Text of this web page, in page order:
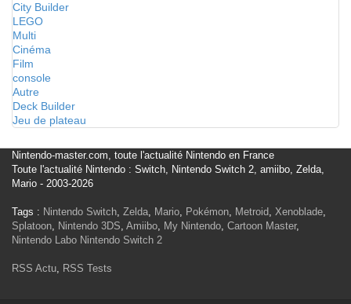
City Builder
LEGO
Multi
Cinéma
Film
console
Autre
Deck Builder
Jeu de plateau
Nintendo-master.com, toute l'actualité Nintendo en France
Toute l'actualité Nintendo : Switch, Nintendo Switch 2, amiibo, Zelda,
Mario - 2003-2026
Tags : Nintendo Switch, Zelda, Mario, Pokémon, Metroid, Xenoblade,
Splatoon, Nintendo 3DS, Amiibo, My Nintendo, Cartoon Master,
Nintendo Labo Nintendo Switch 2
RSS Actu, RSS Tests